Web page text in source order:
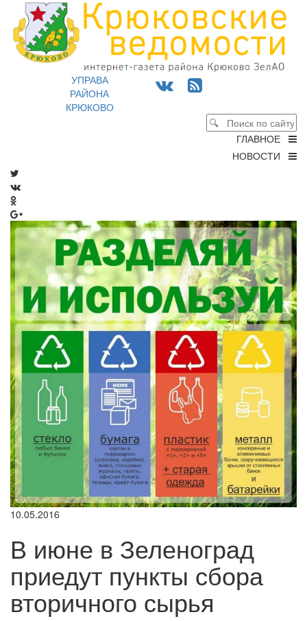
УПРАВА
РАЙОНА
КРЮКОВО
ГЛАВНОЕ
НОВОСТИ
10.05.2016
В июне в Зеленоград
приедут пункты сбора
вторичного сырья